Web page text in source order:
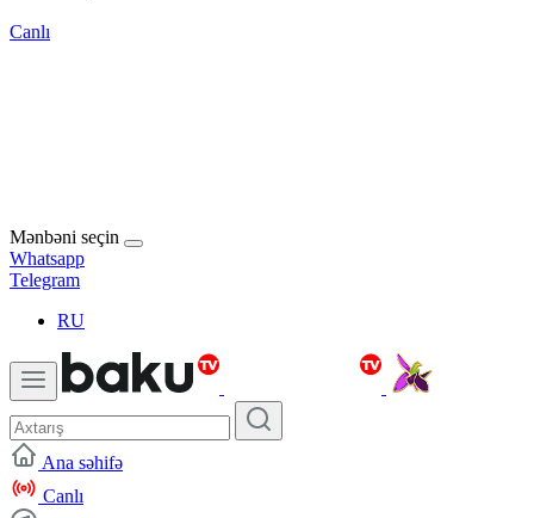
Canlı
Mənbəni seçin
Whatsapp
Telegram
RU
Ana səhifə
Canlı